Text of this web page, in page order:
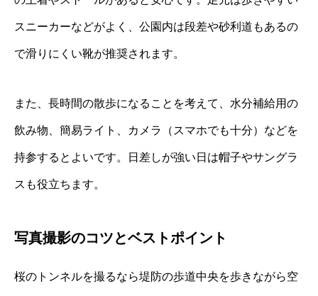
スニーカーなどがよく、公園内は段差や砂利道もあるの
で滑りにくい靴が推奨されます。
また、長時間の散歩になることを考えて、水分補給用の
飲み物、簡易ライト、カメラ（スマホでも十分）などを
持参するとよいです。日差しが強い日は帽子やサングラ
スも役立ちます。
写真撮影のコツとベストポイント
桜のトンネルを撮るなら堤防の歩道中央を歩きながら空